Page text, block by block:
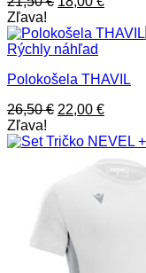
bola:
21,50 €.
je:
Zľava!
Rýchly náhľad
Polokošela THAVIL
26,50€ Pôvodná
bola:
26,50 €.
22,00 €
je:
22,00 €.
Zľava!